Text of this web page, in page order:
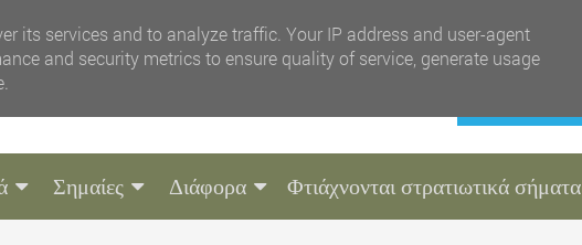
Σημαίες Διάφορα Φτιάχνονται στρατιωτικά σήματα
its services and to analyze traffic. Your IP address and user-agent
and security metrics to ensure quality of service, generate usage